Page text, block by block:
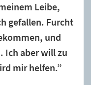
Leibe,
gefallen. Furcht
und
Ich aber will zu
mir helfen.”